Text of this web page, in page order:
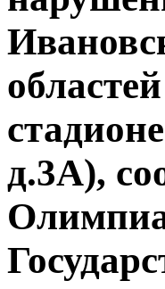
д.3А),